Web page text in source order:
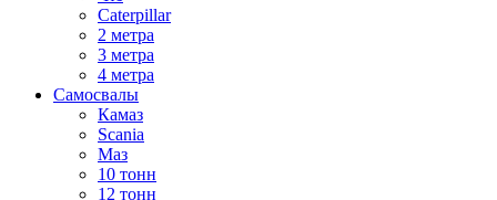
Caterpillar
2 метра
3 метра
4 метра
Самосвалы
Камаз
Scania
Маз
10 тонн
12 тонн